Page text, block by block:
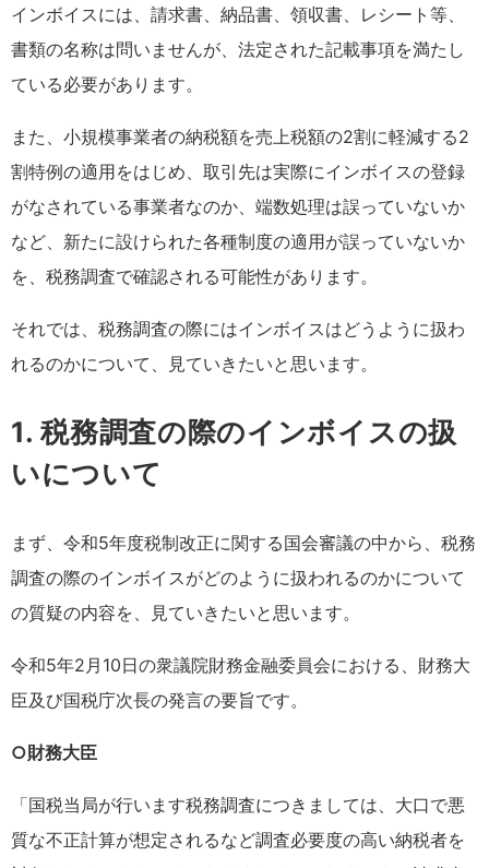
インボイスには、請求書、納品書、領収書、レシート等、
書類の名称は問いませんが、法定された記載事項を満たし
ている必要があります。
また、小規模事業者の納税額を売上税額の2割に軽減する2
割特例の適用をはじめ、取引先は実際にインボイスの登録
がなされている事業者なのか、端数処理は誤っていないか
など、新たに設けられた各種制度の適用が誤っていないか
を、税務調査で確認される可能性があります。
それでは、税務調査の際にはインボイスはどうように扱わ
れるのかについて、見ていきたいと思います。
1. 税務調査の際のインボイスの扱
いについて
まず、令和5年度税制改正に関する国会審議の中から、税務
調査の際のインボイスがどのように扱われるのかについて
の質疑の内容を、見ていきたいと思います。
令和5年2月10日の衆議院財務金融委員会における、財務大
臣及び国税庁次長の発言の要旨です。
○財務大臣
「国税当局が行います税務調査につきましては、大口で悪
質な不正計算が想定されるなど調査必要度の高い納税者を